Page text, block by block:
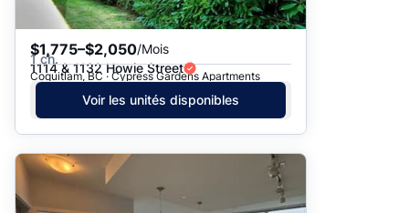
$1,775–$2,050/Mois
1 ch.
1114 & 1132 Howie Street
Coquitlam, BC · Cypress Gardens Apartments
Voir les unités disponibles